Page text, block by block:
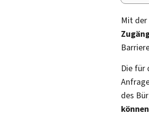
Mit
Die für
des
können